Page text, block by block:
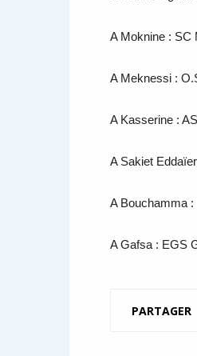
A Moknine : SC
A Meknessi :
A Kasserine :
A Sakiet
A Bouchamma
A Gafsa : EGS
PARTAGER